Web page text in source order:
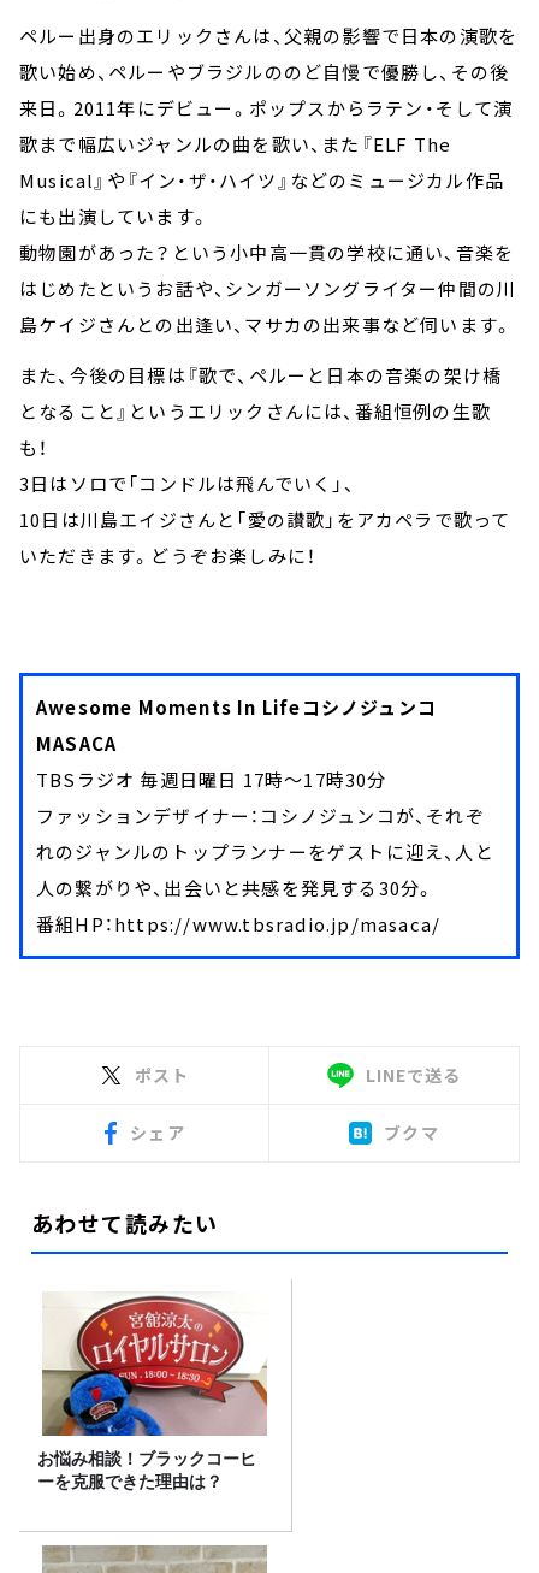
ペルー出身のエリックさんは、父親の影響で日本の演歌を
歌い始め、ペルーやブラジルののど自慢で優勝し、その後
来日。2011年にデビュー。ポップスからラテン・そして演
歌まで幅広いジャンルの曲を歌い、また『ELF The
Musical』や『イン・ザ・ハイツ』などのミュージカル作品
にも出演しています。
動物園があった？という小中高一貫の学校に通い、音楽を
はじめたというお話や、シンガーソングライター仲間の川
島ケイジさんとの出逢い、マサカの出来事など伺います。
また、今後の目標は『歌で、ペルーと日本の音楽の架け橋
となること』というエリックさんには、番組恒例の生歌
も！
3日はソロで「コンドルは飛んでいく」、
10日は川島エイジさんと「愛の讃歌」をアカペラで歌って
いただきます。どうぞお楽しみに！
Awesome Moments In Lifeコシノジュンコ
MASACA
TBSラジオ 毎週日曜日 17時～17時30分
ファッションデザイナー：コシノジュンコが、それぞ
れのジャンルのトップランナーをゲストに迎え、人と
人の繋がりや、出会いと共感を発見する30分。
番組HP：https://www.tbsradio.jp/masaca/
ポスト LINEで送る
シェア ブクマ
あわせて読みたい
お悩み相談！ブラックコーヒ
ーを克服できた理由は？